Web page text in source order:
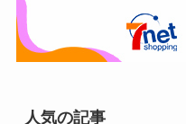
人気の記事